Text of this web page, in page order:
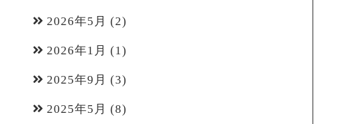
2026年5月 (2)
2026年1月 (1)
2025年9月 (3)
2025年5月 (8)